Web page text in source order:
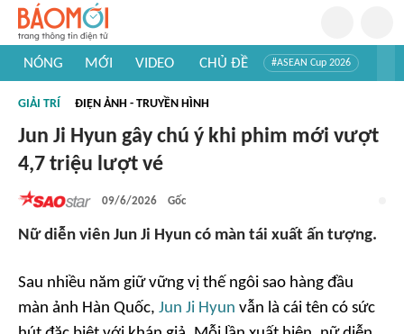
NÓNG MỚI VIDEO CHỦ ĐỀ #ASEAN Cup 2026
#Khám phá thế giới
GIẢI TRÍ ĐIỆN ẢNH - TRUYỀN HÌNH
Jun Ji Hyun gây chú ý khi phim mới vượt
4,7 triệu lượt vé
09/6/2026 Gốc
Nữ diễn viên Jun Ji Hyun có màn tái xuất ấn tượng.
Sau nhiều năm giữ vững vị thế ngôi sao hàng đầu
màn ảnh Hàn Quốc, Jun Ji Hyun vẫn là cái tên có sức